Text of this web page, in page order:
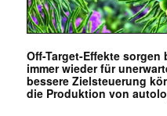
Off-Target-Effekte
immer wieder für
bessere Zielsteuerung
die Produktion von